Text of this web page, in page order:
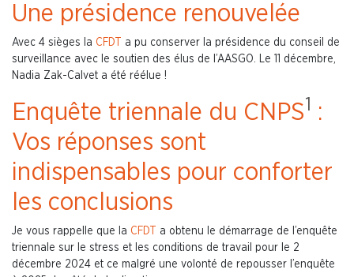
Une présidence renouvelée
Avec 4 sièges la CFDT
a pu conserver la présidence du conseil de
surveillance avec le soutien des élus de l’AASGO. Le 11 décembre,
Nadia Zak-Calvet a été réélue !
Enquête triennale du CNPS1 :
Vos réponses sont
indispensables pour conforter
les conclusions
Je vous rappelle que la CFDT
a obtenu le démarrage de l’enquête
triennale sur le stress et les conditions de travail pour le 2
décembre 2024 et ce malgré une volonté de repousser l’enquête